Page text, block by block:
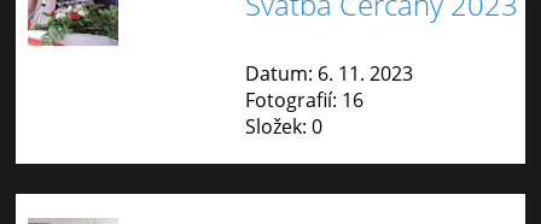
Datum: 6. 11. 2023
Fotografií: 16
Složek: 0